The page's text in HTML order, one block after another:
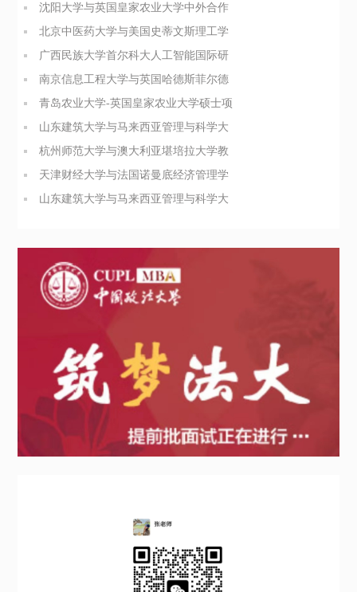
商业分析硕士简章
沈阳大学与英国皇家农业大学中外合作
办学博士（PhD）简章
北京中医药大学与美国史蒂文斯理工学
院医疗健康领导力与管理硕士
广西民族大学首尔科大人工智能国际研
究生院合办硕士招生简章
南京信息工程大学与英国哈德斯菲尔德
大学合办博士项目简介
青岛农业大学-英国皇家农业大学硕士项
目招生简章
山东建筑大学与马来西亚管理与科学大
学管理科学硕士招生简章
杭州师范大学与澳大利亚堪培拉大学教
育领导与管理硕士简章
天津财经大学与法国诺曼底经济管理学
院工商管理硕士招生简章
山东建筑大学与马来西亚管理与科学大